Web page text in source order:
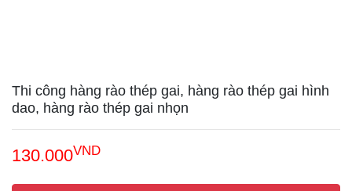
Thi công hàng rào thép gai, hàng rào thép gai hình
dao, hàng rào thép gai nhọn
130.000VND